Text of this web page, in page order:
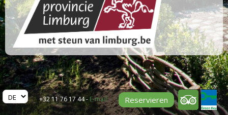
+32 11 76 17 44 - E-mail Reservieren